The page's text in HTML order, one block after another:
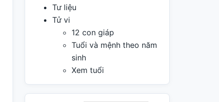
Tư liệu
Tử vi
12 con giáp
Tuổi và mệnh theo năm
sinh
Xem tuổi